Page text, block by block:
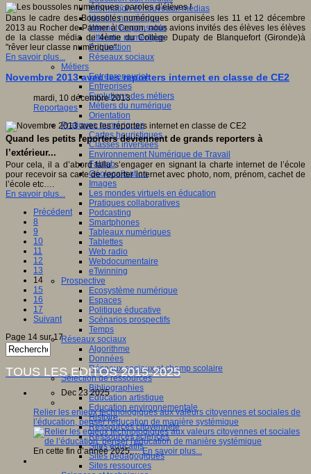
Information et nouveaux médias
Identité numérique
Internet responsable
Littératie numérique
Publication
Réseaux sociaux
Métiers
Entrepreneuriat
Entreprises
Evolutions des métiers
Métiers du numérique
Orientation
Pratiques numériques
Cartes heuristiques
Classes inversées
Environnement Numérique de Travail
Fablab
Géolocalisation
Images
Les mondes virtuels en éducation
Pratiques collaboratives
Podcasting
Smartphones
Tableaux numériques
Tablettes
Web radio
Webdocumentaire
eTwinning
Prospective
Ecosystème numérique
Espaces
Politique éducative
Scénarios prospectifs
Temps
Réseaux sociaux
Algorithme
Données
Réseaux sociaux et champ scolaire
Sélection de ressources
Bibliographies
Education artistique
Education environnementale
Histoire
Ressources citoyenneté
Ressources sciences
Sites éducatifs
Sites pédagogiques
Sites ressources
Dans le cadre des Boussoles numériques organisées les 11 et 12 décembre
2013 au Rocher de Palmer à Cenon, nous avions invités des élèves les élèves
de la classe média de 4ème du Collège Dupaty de Blanquefort (Gironde)à
"rêver leur classe numérique".
En savoir plus...
Novembre 2013 avec les reporters internet en classe de CE2
mardi, 10 décembre 2013
Reportages
Quand les petits reporters deviennent de grands reporters à
l’extérieur...
Pour cela, il a d’abord fallu s’engager en signant la charte internet de l’école
pour recevoir sa carte de reporter internet avec photo, nom, prénom, cachet de
l’école etc….
En savoir plus...
Précédent
8
9
10
11
12
13
14
15
16
17
Suivant
Page 14 sur 17
TOUS LES EDITOS 2015-2025
Dec 23 2025
Relier les enjeux technologiques aux valeurs citoyennes et sociales de
l’éducation, penser l'éducation de manière systémique
En cette fin d’année 2025,…En savoir plus...